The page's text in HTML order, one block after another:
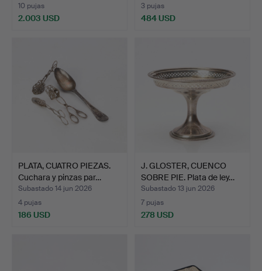
10 pujas
2.003 USD
3 pujas
484 USD
PLATA, CUATRO PIEZAS.
Cuchara y pinzas par…
Subastado 14 jun 2026
4 pujas
186 USD
J. GLOSTER, CUENCO
SOBRE PIE. Plata de ley…
Subastado 13 jun 2026
7 pujas
278 USD